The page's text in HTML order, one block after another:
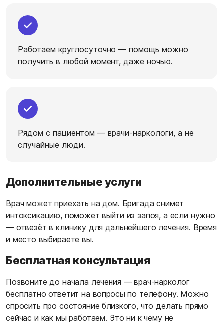
Работаем круглосуточно — помощь можно
получить в любой момент, даже ночью.
Рядом с пациентом — врачи-наркологи, а не
случайные люди.
Дополнительные услуги
Врач может приехать на дом. Бригада снимет
интоксикацию, поможет выйти из запоя, а если нужно
— отвезёт в клинику для дальнейшего лечения. Время
и место выбираете вы.
Бесплатная консультация
Позвоните до начала лечения — врач-нарколог
бесплатно ответит на вопросы по телефону. Можно
спросить про состояние близкого, что делать прямо
сейчас и как мы работаем. Это ни к чему не